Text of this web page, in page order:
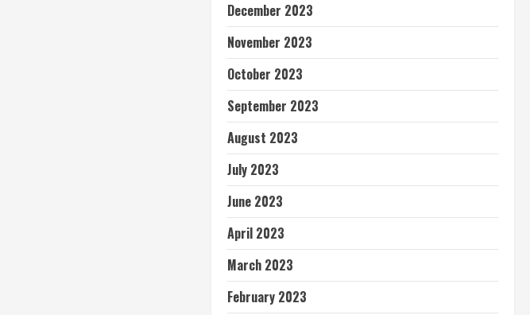
December 2023
November 2023
October 2023
September 2023
August 2023
July 2023
June 2023
April 2023
March 2023
February 2023